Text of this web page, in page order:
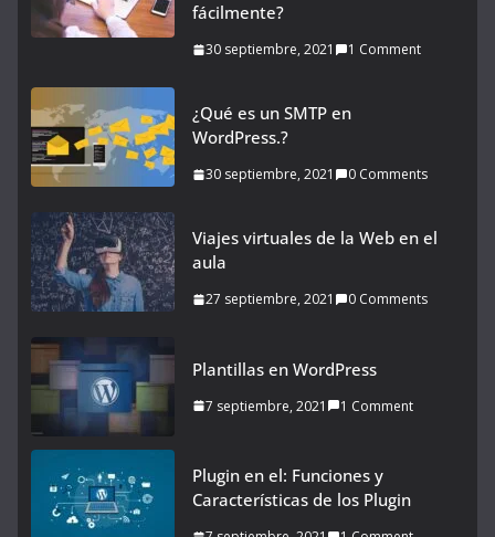
fácilmente?
30 septiembre, 2021 1 Comment
¿Qué es un SMTP en
WordPress.?
30 septiembre, 2021 0 Comments
Viajes virtuales de la Web en el
aula
27 septiembre, 2021 0 Comments
Plantillas en WordPress
7 septiembre, 2021 1 Comment
Plugin en el: Funciones y
Características de los Plugin